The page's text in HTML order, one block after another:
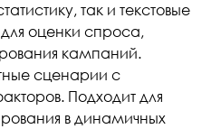
так и текстовые
оценки спроса,
кампаний.
сценарии с
Подходит для
в динамичных